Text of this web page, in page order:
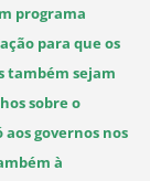
programa
para que os
também sejam
sobre o
governos nos
à